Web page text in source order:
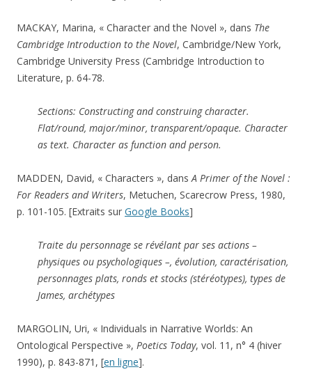
MACKAY, Marina, « Character and the Novel », dans The
Cambridge Introduction to the Novel, Cambridge/New York,
Cambridge University Press (Cambridge Introduction to
Literature, p. 64-78.
Sections: Constructing and construing character.
Flat/round, major/minor, transparent/opaque. Character
as text. Character as function and person.
MADDEN, David, « Characters », dansA Primer of the Novel :
For Readers and Writers, Metuchen, Scarecrow Press, 1980,
p. 101-105. [Extraits sur Google Books]
Traite du personnage se révélant par ses actions –
physiques ou psychologiques –, évolution, caractérisation,
personnages plats, ronds et stocks (stéréotypes), types de
James, archétypes
MARGOLIN, Uri, « Individuals in Narrative Worlds: An
Ontological Perspective », Poetics Today, vol. 11, n° 4 (hiver
1990), p. 843-871, [en ligne].